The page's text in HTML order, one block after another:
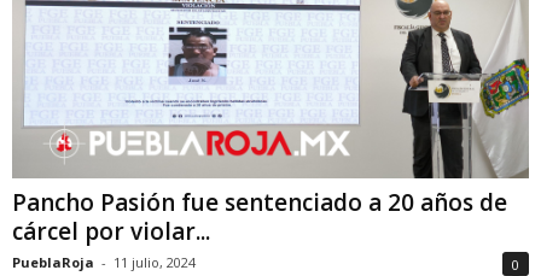
Pancho Pasión fue sentenciado a 20 años de
cárcel por violar...
PueblaRoja - 11 julio, 2024 0